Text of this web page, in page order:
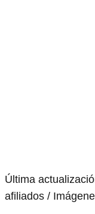
Última
afiliados /